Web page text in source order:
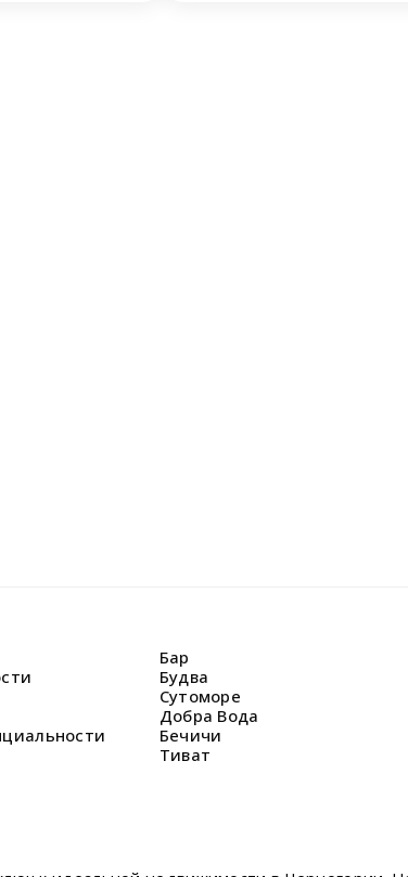
Бар
Будва
Сутоморе
Добра Вода
Бечичи
Тиват